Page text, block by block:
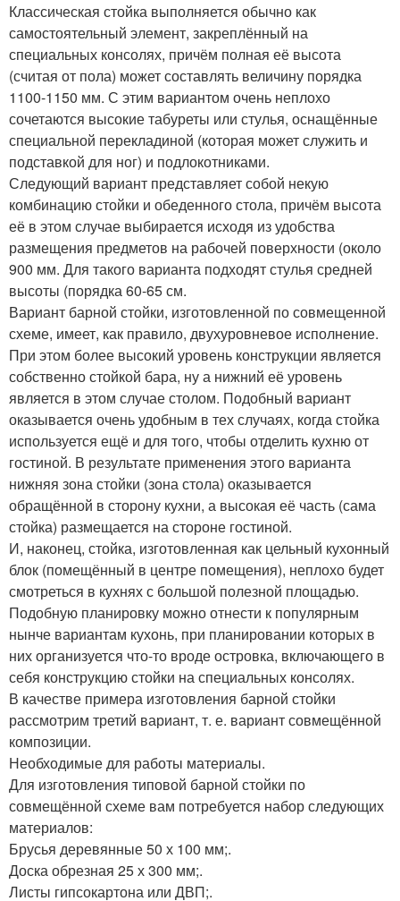
Классическая стойка выполняется обычно как
самостоятельный элемент, закреплённый на
специальных консолях, причём полная её высота
(считая от пола) может составлять величину порядка
1100-1150 мм. С этим вариантом очень неплохо
сочетаются высокие табуреты или стулья, оснащённые
специальной перекладиной (которая может служить и
подставкой для ног) и подлокотниками.
Следующий вариант представляет собой некую
комбинацию стойки и обеденного стола, причём высота
её в этом случае выбирается исходя из удобства
размещения предметов на рабочей поверхности (около
900 мм. Для такого варианта подходят стулья средней
высоты (порядка 60-65 см.
Вариант барной стойки, изготовленной по совмещенной
схеме, имеет, как правило, двухуровневое исполнение.
При этом более высокий уровень конструкции является
собственно стойкой бара, ну а нижний её уровень
является в этом случае столом. Подобный вариант
оказывается очень удобным в тех случаях, когда стойка
используется ещё и для того, чтобы отделить кухню от
гостиной. В результате применения этого варианта
нижняя зона стойки (зона стола) оказывается
обращённой в сторону кухни, а высокая её часть (сама
стойка) размещается на стороне гостиной.
И, наконец, стойка, изготовленная как цельный кухонный
блок (помещённый в центре помещения), неплохо будет
смотреться в кухнях с большой полезной площадью.
Подобную планировку можно отнести к популярным
нынче вариантам кухонь, при планировании которых в
них организуется что-то вроде островка, включающего в
себя конструкцию стойки на специальных консолях.
В качестве примера изготовления барной стойки
рассмотрим третий вариант, т. е. вариант совмещённой
композиции.
Необходимые для работы материалы.
Для изготовления типовой барной стойки по
совмещённой схеме вам потребуется набор следующих
материалов:
Брусья деревянные 50 х 100 мм;.
Доска обрезная 25 х 300 мм;.
Листы гипсокартона или ДВП;.